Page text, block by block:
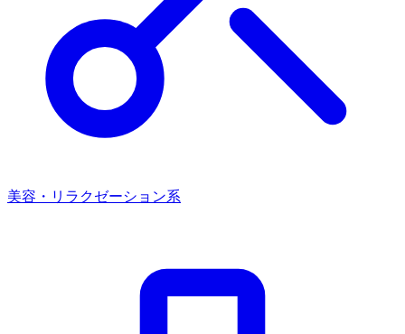
美容・リラクゼーション系